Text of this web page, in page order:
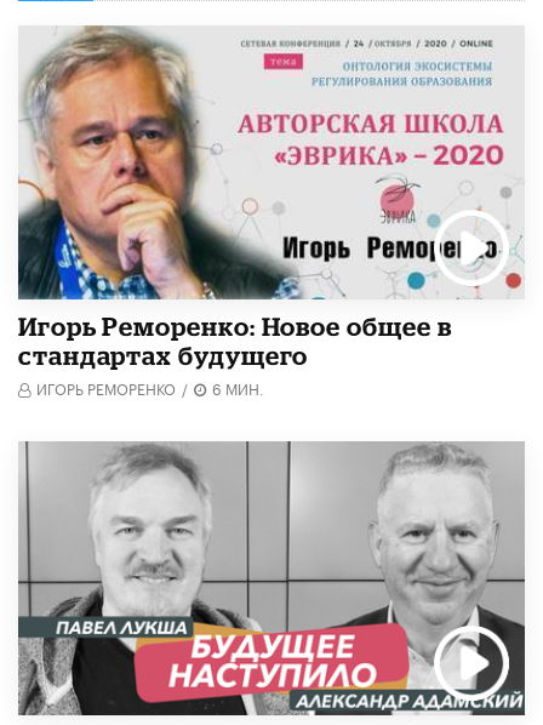
Игорь Реморенко: Новое общее в
стандартах будущего
ИГОРЬ РЕМОРЕНКО / 6 МИН.